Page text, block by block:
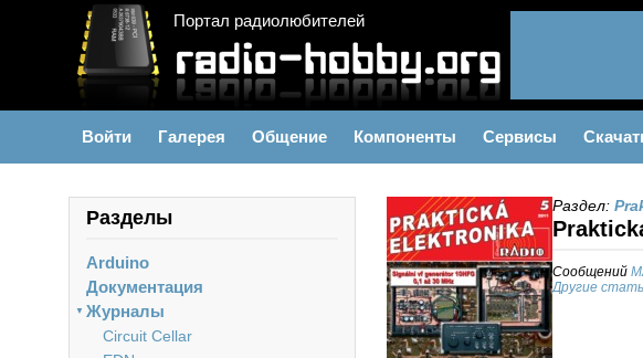
Портал радиолюбителей
Войти Галерея Общение Компоненты Сервисы
Разделы
Arduino
Документация
Журналы
▼
Circuit Cellar
Раздел:
Сообщений
Другие